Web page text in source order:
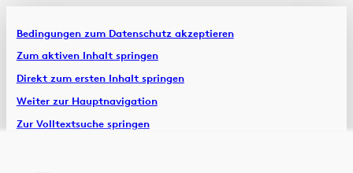
Bedingungen zum Datenschutz akzeptieren
Zum aktiven Inhalt springen
Direkt zum ersten Inhalt springen
Weiter zur Hauptnavigation
Zur Volltextsuche springen
Artikel & Dossiers
Chronik